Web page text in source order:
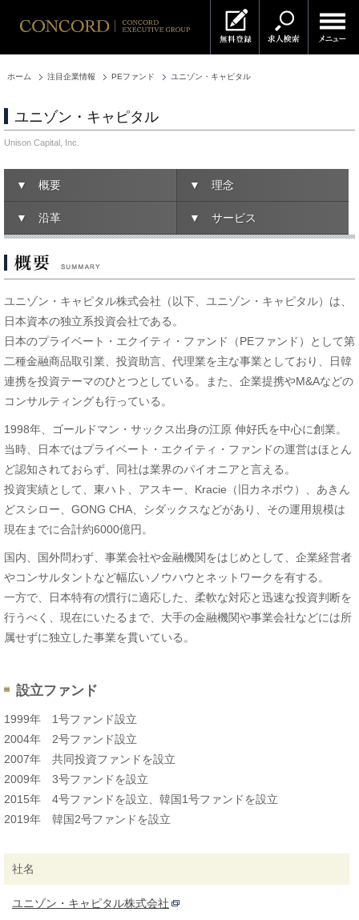
ホーム 注目企業情報 PEファンド ユニゾン・キャピタル
ユニゾン・キャピタル
Unison Capital, Inc.
▼ 概要 ▼ 理念
▼ 沿革 ▼ サービス
ユニゾン・キャピタル株式会社（以下、ユニゾン・キャピタル）は、
日本資本の独立系投資会社である。
日本のプライベート・エクイティ・ファンド（PEファンド）として第
二種金融商品取引業、投資助言、代理業を主な事業としており、日韓
連携を投資テーマのひとつとしている。また、企業提携やM&Aなどの
コンサルティングも行っている。
1998年、ゴールドマン・サックス出身の江原 伸好氏を中心に創業。
当時、日本ではプライベート・エクイティ・ファンドの運営はほとん
ど認知されておらず、同社は業界のパイオニアと言える。
投資実績として、東ハト、アスキー、Kracie（旧カネボウ）、あきん
どスシロー、GONG CHA、シダックスなどがあり、その運用規模は
現在までに合計約6000億円。
国内、国外問わず、事業会社や金融機関をはじめとして、企業経営者
やコンサルタントなど幅広いノウハウとネットワークを有する。
一方で、日本特有の慣行に適応した、柔軟な対応と迅速な投資判断を
行うべく、現在にいたるまで、大手の金融機関や事業会社などには所
属せずに独立した事業を貫いている。
設立ファンド
1999年 1号ファンド設立
2004年 2号ファンド設立
2007年 共同投資ファンドを設立
2009年 3号ファンドを設立
2015年 4号ファンドを設立、韓国1号ファンドを設立
2019年 韓国2号ファンドを設立
社名
ユニゾン・キャピタル株式会社